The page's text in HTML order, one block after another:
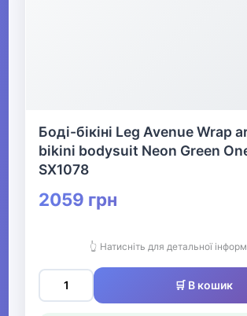
Боді-бікіні Leg Avenue Wrap
bikini bodysuit Neon Green
SX1078
2059 грн
👆 Натисніть для детальної
🛒 В кошик